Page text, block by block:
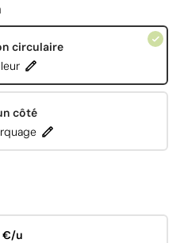
circulaire
côté
€/u